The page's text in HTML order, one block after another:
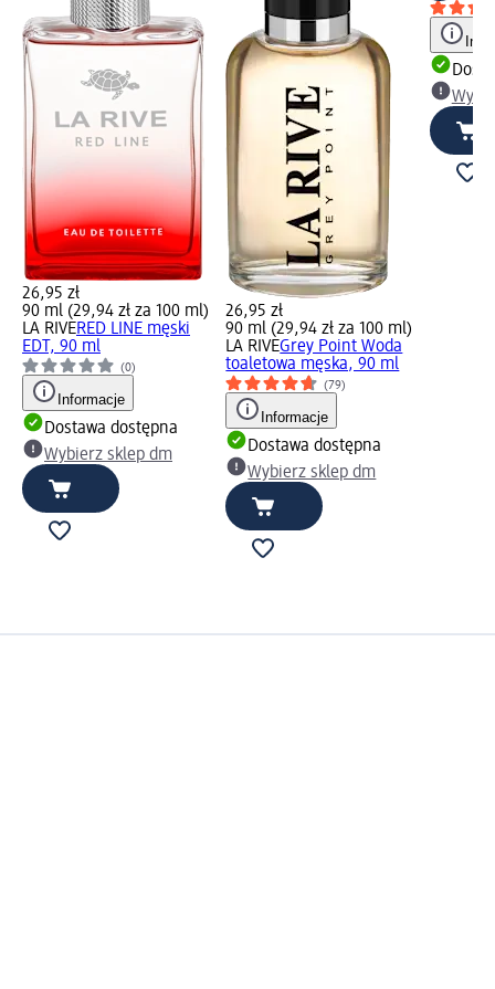
26,95 zł
90 ml (29,94 zł za 100 ml)
LA RIVERED LINE męski
EDT, 90 ml
(0)
Informacje
Dostawa dostępna
Wybierz sklep dm
26,95 zł
90 ml (29,94 zł za 100 ml)
LA RIVEGrey Point Woda
toaletowa męska, 90 ml
(79)
Informacje
Dostawa dostępna
Wybierz sklep dm